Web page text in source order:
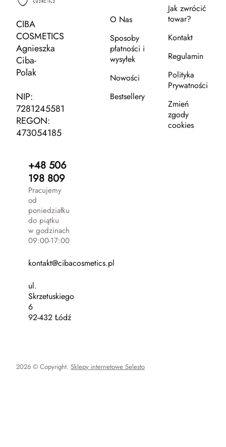
CIBA
COSMETICS
Agnieszka
Ciba-
Polak
NIP:
7281245581
REGON:
473054185
+48 506
198 809
Pracujemy
od
poniedziałku
do piątku
w godzinach
09:00-17:00
kontakt@cibacosmetics.pl
ul.
Skrzetuskiego
6
92-432 Łódź
O Nas
Sposoby
płatności i
wysyłek
Nowości
Bestsellery
Jak zwrócić
towar?
Kontakt
Regulamin
Polityka
Prywatności
Zmień
zgody
cookies
2026 © Copyright. Sklepy internetowe Selesto